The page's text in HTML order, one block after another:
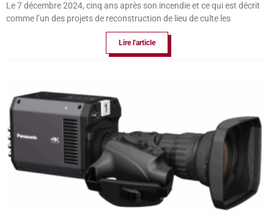
Le 7 décembre 2024, cinq ans après son incendie et ce qui est décrit
comme l’un des projets de reconstruction de lieu de culte les
Lire l'article